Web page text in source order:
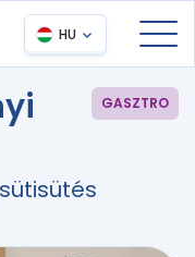
HU
GASZTRO